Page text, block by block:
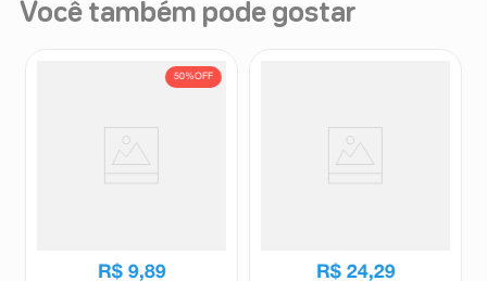
Você também pode gostar
50%OFF
R$ 9,89 R$ 24,29